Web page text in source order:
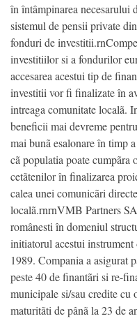
în întâmpinarea necesarului
sistemul de pensii private
fonduri de
investitiilor si a fondurilor
accesarea acestui tip de
investitii vor fi finalizate în
intreaga comunitate localã.
beneficii mai devreme
mai bunã esalonare în timp
cã populatia poate cumpãra
cetãtenilor în finalizarea
calea unei comunicãri
localã.rnrnVMB Partners
românesti în domeniul
initiatorul acestui
1989. Compania a asigurat
peste 40 de finantãri si re-
municipale si/sau credite cu
maturitãti de pânã la 23 de